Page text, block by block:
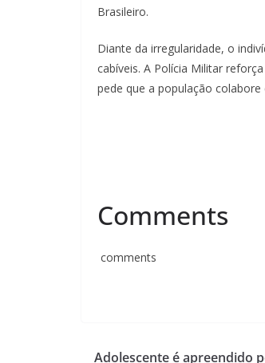
Brasileiro.
Diante da irregularidade, o
cabíveis. A Polícia Militar
pede que a população
Comments
comments
Adolescente é apreendido